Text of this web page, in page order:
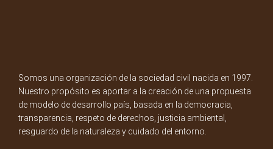
Somos una organización de la sociedad civil nacida en 1997.
Nuestro propósito es aportar a la creación de una propuesta
de modelo de desarrollo país, basada en la democracia,
transparencia, respeto de derechos, justicia ambiental,
resguardo de la naturaleza y cuidado del entorno.